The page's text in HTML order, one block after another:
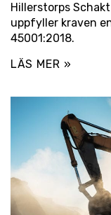
Hillerstorps
uppfyller kraven
45001:2018.
LÄS MER »